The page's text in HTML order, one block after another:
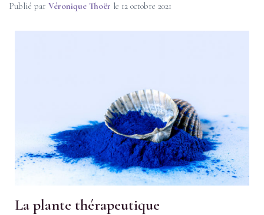
Publié par Véronique Thoër le 12 octobre 2021
La plante thérapeutique